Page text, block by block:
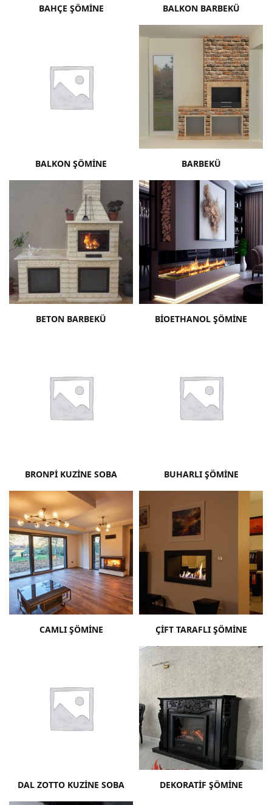
BAHÇE ŞÖMINE BALKON BARBEKÜ
BALKON ŞÖMINE BARBEKÜ
BETON BARBEKÜ BIOETHANOL ŞÖMINE
BRONPI KUZINE SOBA BUHARLI ŞÖMINE
CAMLI ŞÖMINE ÇIFT TARAFLI ŞÖMINE
DAL ZOTTO KUZINE SOBA DEKORATIF ŞÖMINE